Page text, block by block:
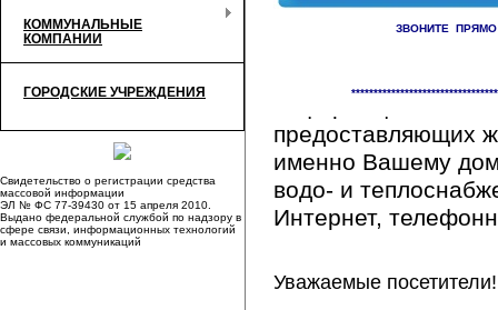
КОММУНАЛЬНЫЕ
КОМПАНИИ
ГОРОДСКИЕ УЧРЕЖДЕНИЯ
Свидетельство о регистрации средства
массовой информации
ЭЛ № ФС 77-39430 от 15 апреля 2010.
Выдано федеральной службой по надзору в
сфере связи, информационных технологий
и массовых коммуникаций
ЗВОНИТЕ
предоставляющих
именно Вашему
водо- и
Интернет,
Уважаемые посетители!